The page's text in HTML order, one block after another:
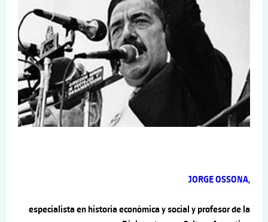
JORGE OSSONA,
especialista en historia económica y social y profesor de la